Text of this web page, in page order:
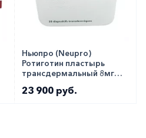
Ньюпро (Neupro)
Ротиготин пластырь
трансдермальный 8мг
23 900 руб.